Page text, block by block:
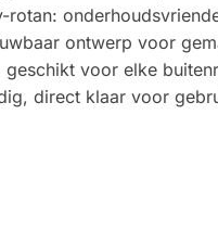
rotan:
ontwerp voor
voor elke
direct klaar voor